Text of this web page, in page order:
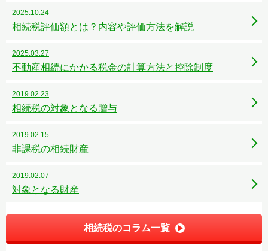
2025.10.24
相続税評価額とは？内容や評価方法を解説
2025.03.27
不動産相続にかかる税金の計算方法と控除制度
2019.02.23
相続税の対象となる贈与
2019.02.15
非課税の相続財産
2019.02.07
対象となる財産
相続税のコラム一覧